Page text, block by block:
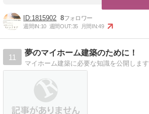
1815902 8
週間IN:10 週間OUT:35 月間IN:49
11
夢のマイホーム建築のために！
マイホーム建築に必要な知識を公開します